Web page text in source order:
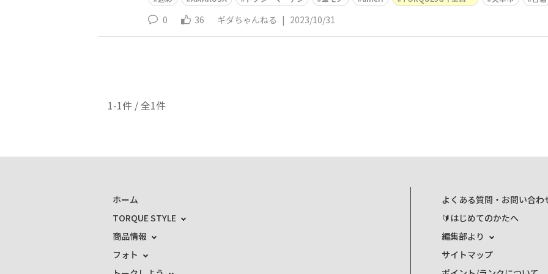
0 36 ギダちゃんねる | 2023/10/31
1-1件 / 全1件
ホーム
TORQUE STYLE
商品情報
フォト
よくある質問・お問い合わ
🔰はじめてのかたへ
編集部より
サイトマップ